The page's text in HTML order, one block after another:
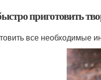
приготовить
все необходимые